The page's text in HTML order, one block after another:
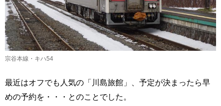
宗谷本線・キハ54
最近はオフでも人気の「川島旅館」、予定が決まったら早
めの予約を・・・とのことでした。